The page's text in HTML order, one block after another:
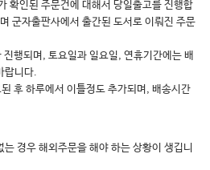
확인된 주문건에 대해서 당일출고를 진행합
군자출판사에서 출간된 도서로 이뤄진 주문
행되며, 토요일과 일요일, 연휴기간에는 배
랍니다.
후 하루에서 이틀정도 추가되며, 배송시간
경우 해외주문을 해야 하는 상황이 생깁니